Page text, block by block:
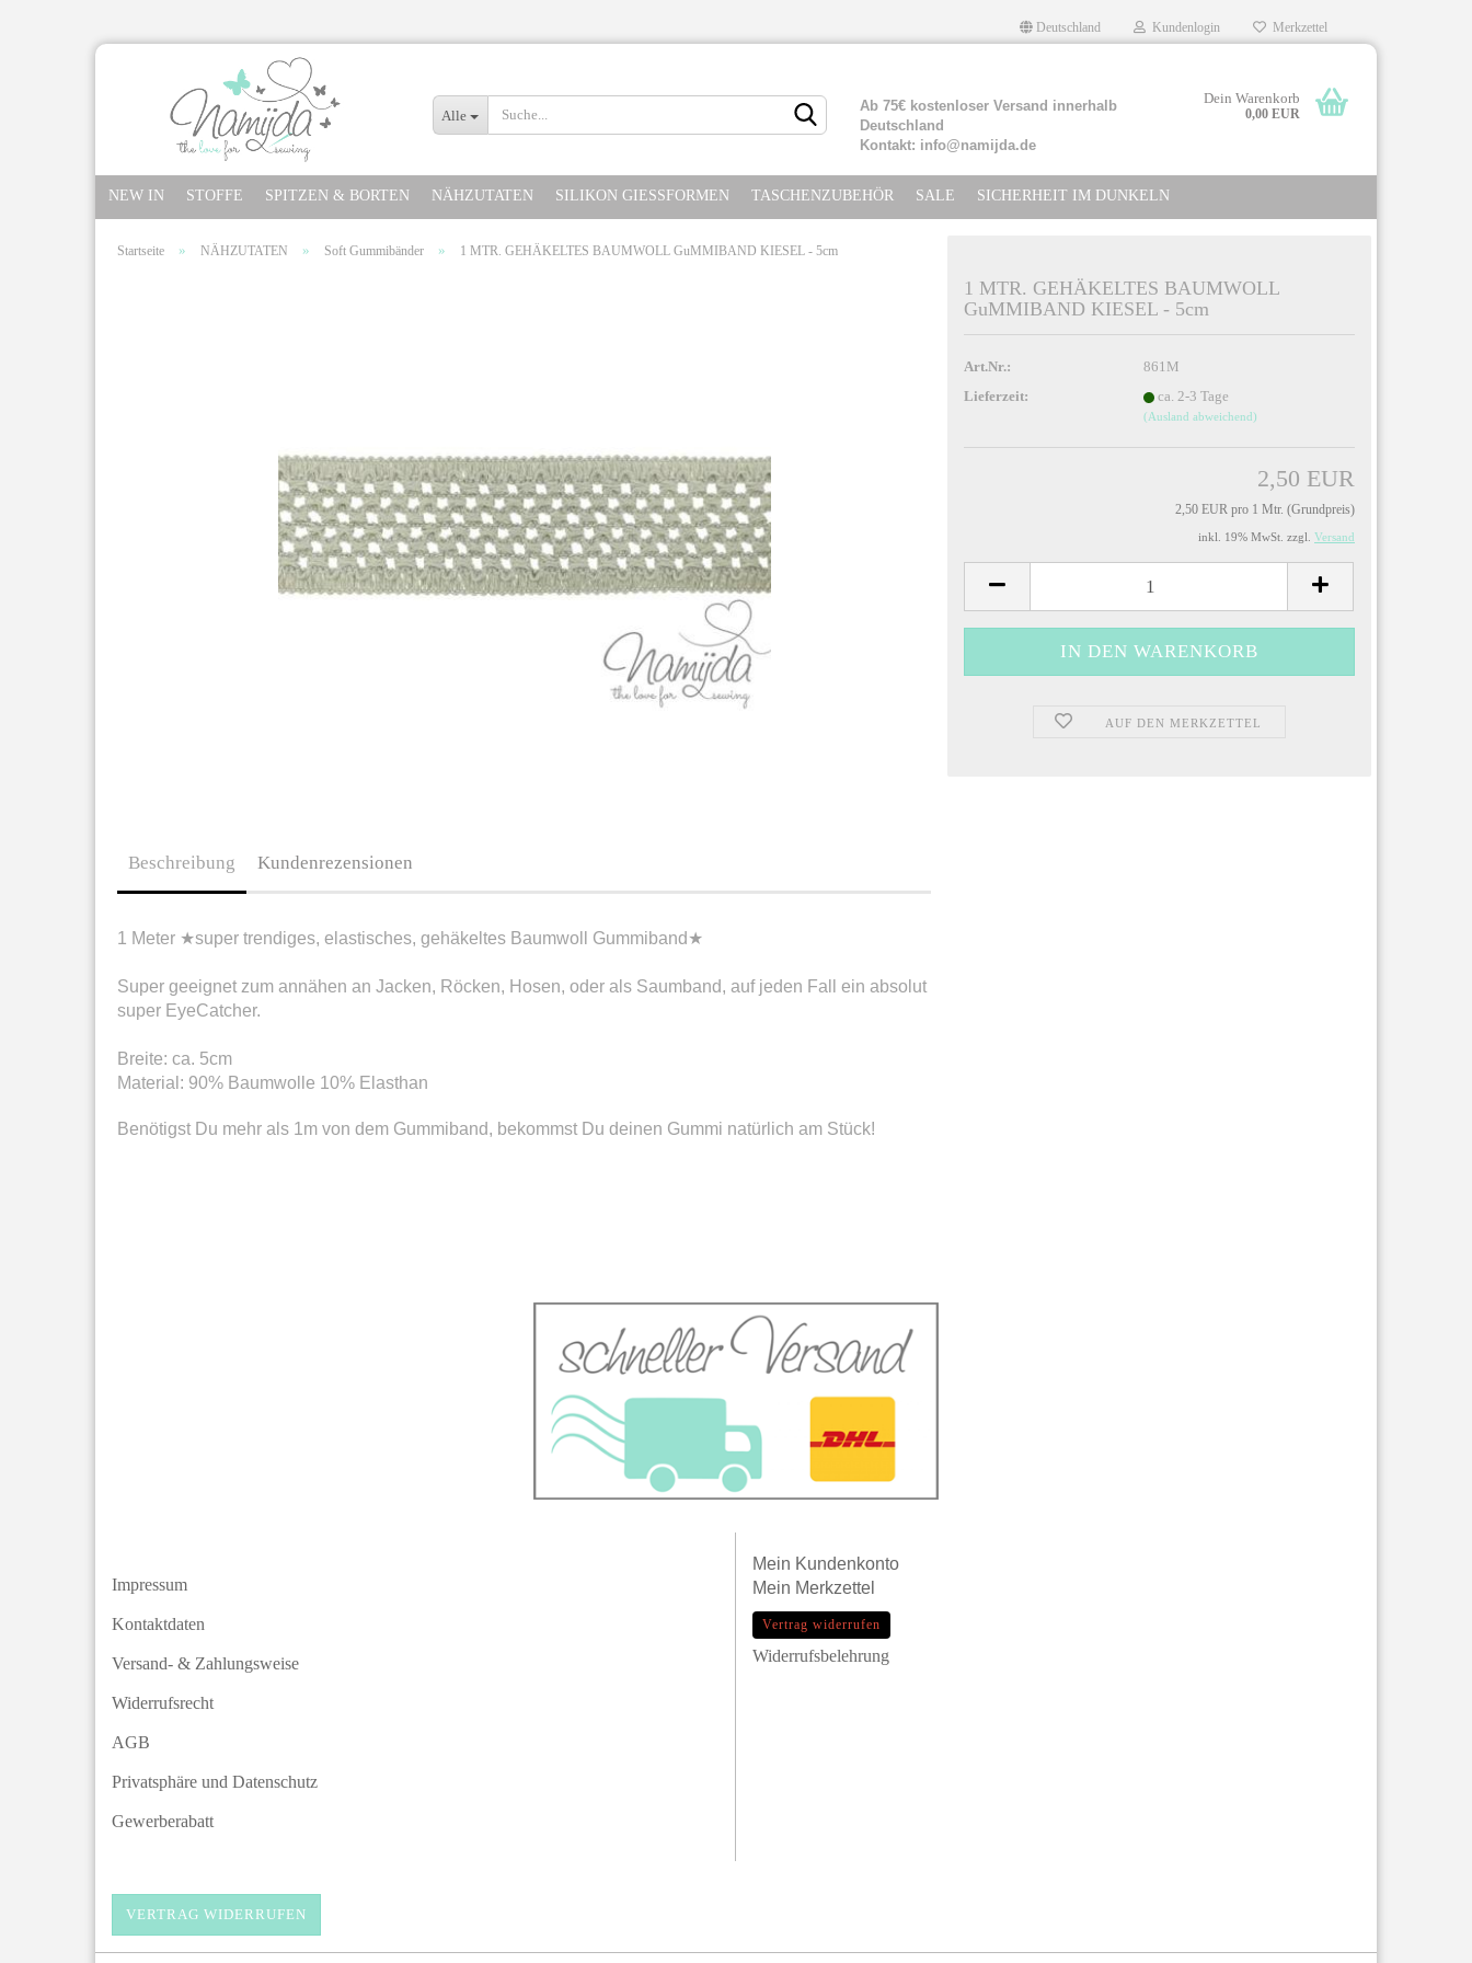
Deutschland Kundenlogin
Passwort vergessen?
Merkzettel
Alle
Ab 75€ kostenloser Versand innerhalb
Deutschland
Kontakt: info@namijda.de
Dein Warenkorb
0,00 EUR
NEW IN STOFFE SPITZEN & BORTEN NÄHZUTATEN SILIKON GIESSFORMEN TASCHENZUBEHÖR SALE SICHERHEIT IM DUNKELN
Startseite » NÄHZUTATEN » Soft Gummibänder » 1 MTR. GEHÄKELTES BAUMWOLL GuMMIBAND KIESEL - 5cm
1 MTR. GEHÄKELTES BAUMWOLL
GuMMIBAND KIESEL - 5cm
Art.Nr.:
861M
Lieferzeit:
ca. 2-3 Tage
(Ausland abweichend)
2,50 EUR
2,50 EUR pro 1 Mtr. (Grundpreis)
inkl. 19% MwSt. zzgl. Versand
AUF DEN MERKZETTEL
Beschreibung Kundenrezensionen
1 Meter ★super trendiges, elastisches, gehäkeltes Baumwoll Gummiband★
Super geeignet zum annähen an Jacken, Röcken, Hosen, oder als Saumband, auf jeden Fall ein absolut
super EyeCatcher.
Breite: ca. 5cm
Material: 90% Baumwolle 10% Elasthan
Benötigst Du mehr als 1m von dem Gummiband, bekommst Du deinen Gummi natürlich am Stück!
Impressum
Kontaktdaten
Versand- & Zahlungsweise
Widerrufsrecht
AGB
Privatsphäre und Datenschutz
Gewerberabatt
Mein Kundenkonto
Mein Merkzettel
Vertrag widerrufen
Widerrufsbelehrung
VERTRAG WIDERRUFEN